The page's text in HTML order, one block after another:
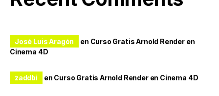
José Luis Aragón en Curso Gratis Arnold Render en
Cinema 4D
zaddbi en Curso Gratis Arnold Render en Cinema 4D